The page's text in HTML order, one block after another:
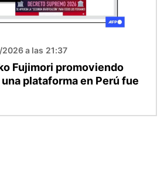
a las 21:37
Fujimori promoviendo
plataforma en Perú fue